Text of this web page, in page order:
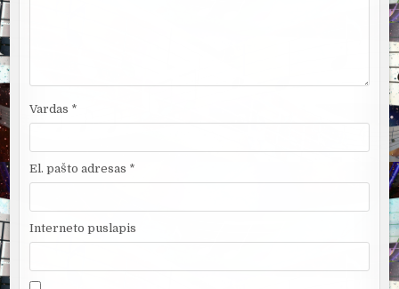
Vardas *
El. pašto adresas *
Interneto puslapis